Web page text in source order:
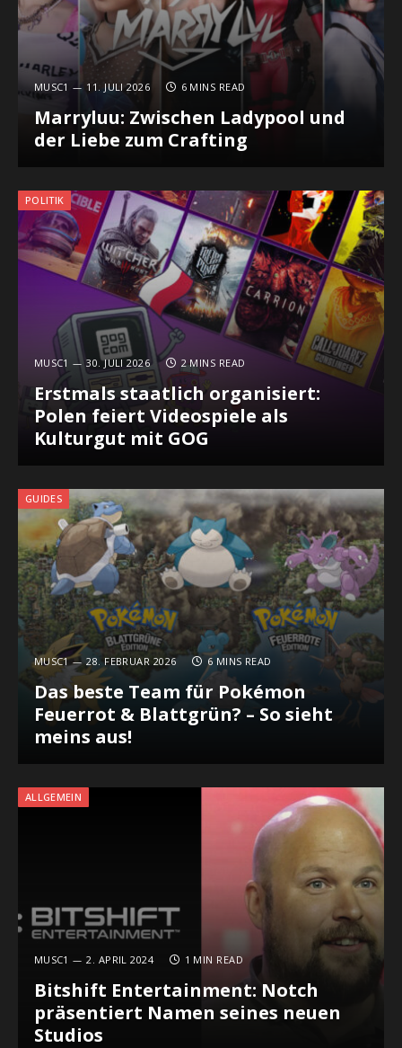
MUSC1 11. JULI 2026 6 MINS READ
Marryluu: Zwischen Ladypool und
der Liebe zum Crafting
POLITIK
MUSC1 30. JULI 2026 2 MINS READ
Erstmals staatlich organisiert:
Polen feiert Videospiele als
Kulturgut mit GOG
GUIDES
MUSC1 28. FEBRUAR 2026 6 MINS READ
Das beste Team für Pokémon
Feuerrot & Blattgrün? – So sieht
meins aus!
ALLGEMEIN
MUSC1 2. APRIL 2024 1 MIN READ
Bitshift Entertainment: Notch
präsentiert Namen seines neuen
Studios